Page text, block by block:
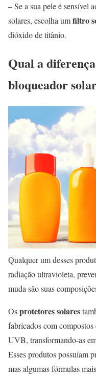
– Se a sua pele é sensível
solares, escolha umfiltro
dióxido de titânio.
Qual a
bloqueador
Qualquer um desses
radiação ultravioleta,
muda são suas
Osprotetores solares
fabricados com
UVB, transformando-as
Esses produtos possuíam
mas algumas fórmulas